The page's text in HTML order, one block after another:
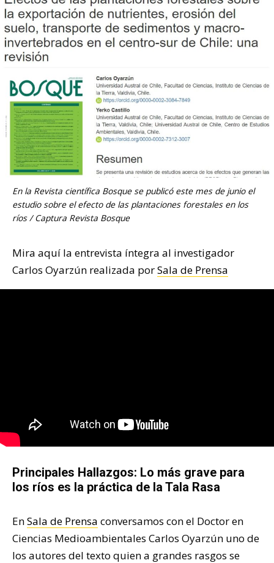
En la Revista científica Bosque se publicó este mes de junio el
estudio sobre el efecto de las plantaciones forestales en los
ríos / Captura Revista Bosque
Mira aquí la entrevista íntegra al investigador
Carlos Oyarzún realizada porSala de Prensa
Principales Hallazgos: Lo más grave para
los ríos es la práctica de la Tala Rasa
EnSala de Prensa conversamos con el Doctor en
Ciencias Medioambientales Carlos Oyarzún uno de
los autores del texto quien a grandes rasgos se